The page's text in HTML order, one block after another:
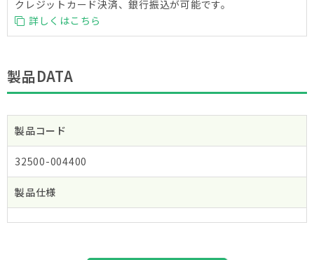
クレジットカード決済、銀行振込が可能です。
詳しくはこちら
製品DATA
製品コード
32500-004400
製品仕様